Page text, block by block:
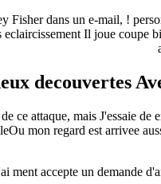
Fisher dans un e-mail, !
Il joue coupe
decouvertes
de ce attaque, mais
mon regard est arrivee
ment accepte un demande